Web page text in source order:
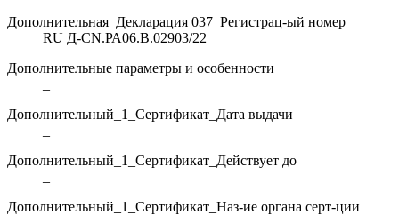
Дополнительная_Декларация 037_Регистрац-ый номер
RU Д-CN.РА06.В.02903/22
Дополнительные параметры и особенности
Дополнительный_1_Сертификат_Дата выдачи
Дополнительный_1_Сертификат_Действует до
Дополнительный_1_Сертификат_Наз-ие органа серт-ции